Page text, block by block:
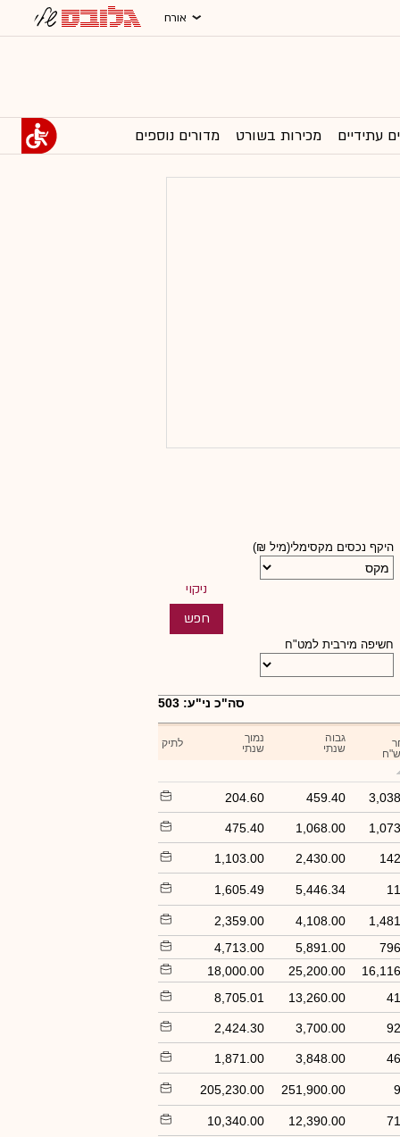
אורח
עתידיים מכירות בשורט מדורים נוספים
היקף נכסים מקסימלי(מיל ₪)
חשיפה מירבית למט"ח
סה"כ ני"ע: 503
גבוה
שנתי
נמוך
שנתי
לתיק
459.40
204.60
1,068.00
475.40
2,430.00
1,103.00
5,446.34
1,605.49
4,108.00
2,359.00
5,891.00
4,713.00
25,200.00
18,000.00
13,260.00
8,705.01
3,700.00
2,424.30
3,848.00
1,871.00
251,900.00
205,230.00
12,390.00
10,340.00